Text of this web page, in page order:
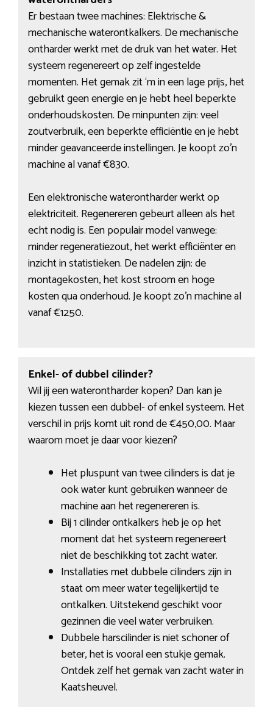
Er bestaan twee machines: Elektrische &
mechanische waterontkalkers. De mechanische
ontharder werkt met de druk van het water. Het
systeem regenereert op zelf ingestelde
momenten. Het gemak zit ‘m in een lage prijs, het
gebruikt geen energie en je hebt heel beperkte
onderhoudskosten. De minpunten zijn: veel
zoutverbruik, een beperkte efficiëntie en je hebt
minder geavanceerde instellingen. Je koopt zo’n
machine al vanaf €830.
Een elektronische waterontharder werkt op
elektriciteit. Regenereren gebeurt alleen als het
echt nodig is. Een populair model vanwege:
minder regeneratiezout, het werkt efficiënter en
inzicht in statistieken. De nadelen zijn: de
montagekosten, het kost stroom en hoge
kosten qua onderhoud. Je koopt zo’n machine al
vanaf €1250.
Enkel- of dubbel cilinder?
Wil jij een waterontharder kopen? Dan kan je
kiezen tussen een dubbel- of enkel systeem. Het
verschil in prijs komt uit rond de €450,00. Maar
waarom moet je daar voor kiezen?
Het pluspunt van twee cilinders is dat je
ook water kunt gebruiken wanneer de
machine aan het regenereren is.
Bij 1 cilinder ontkalkers heb je op het
moment dat het systeem regenereert
niet de beschikking tot zacht water.
Installaties met dubbele cilinders zijn in
staat om meer water tegelijkertijd te
ontkalken. Uitstekend geschikt voor
gezinnen die veel water verbruiken.
Dubbele harscilinder is niet schoner of
beter, het is vooral een stukje gemak.
Ontdek zelf het gemak van zacht water in
Kaatsheuvel.